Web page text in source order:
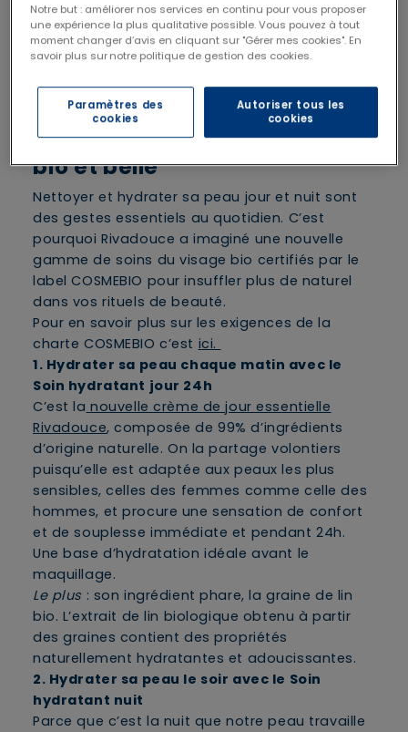
des marques qui ont une démarche en faveur
de la réduction de leurs déchets et qui limitent
le suremballage comme Rivadouce et adoptez
cotons démaquillants.
3 gestes clefs pour une peau
bio et belle
Nettoyer et hydrater sa peau jour et nuit sont
des gestes essentiels au quotidien. C’est
pourquoi Rivadouce a imaginé une nouvelle
gamme de soins du visage bio certifiés par le
label COSMEBIO pour insuffler plus de naturel
dans vos rituels de beauté.
Pour en savoir plus sur les exigences de la
charte COSMEBIO c’est ici.
1. Hydrater sa peau chaque matin avec le
Soin hydratant jour 24h
C’est la nouvelle crème de jour essentielle
Rivadouce, composée de 99% d’ingrédients
d’origine naturelle. On la partage volontiers
puisqu’elle est adaptée aux peaux les plus
sensibles, celles des femmes comme celle des
hommes, et procure une sensation de confort
et de souplesse immédiate et pendant 24h.
Une base d’hydratation idéale avant le
maquillage.
Le plus : son ingrédient phare, la graine de lin
bio. L’extrait de lin biologique obtenu à partir
des graines contient des propriétés
naturellement hydratantes et adoucissantes.
2. Hydrater sa peau le soir avec le Soin
hydratant nuit
Parce que c’est la nuit que notre peau travaille
Notre but : améliorer nos services en continu pour vous proposer
une expérience la plus qualitative possible. Vous pouvez à tout
moment changer d’avis en cliquant sur "Gérer mes cookies". En
savoir plus sur notre politique de gestion des cookies.
Paramètres des
cookies
Autoriser tous les
cookies